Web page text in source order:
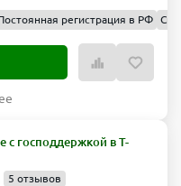
регистрация в РФ
с господдержкой в Т-
5 отзывов